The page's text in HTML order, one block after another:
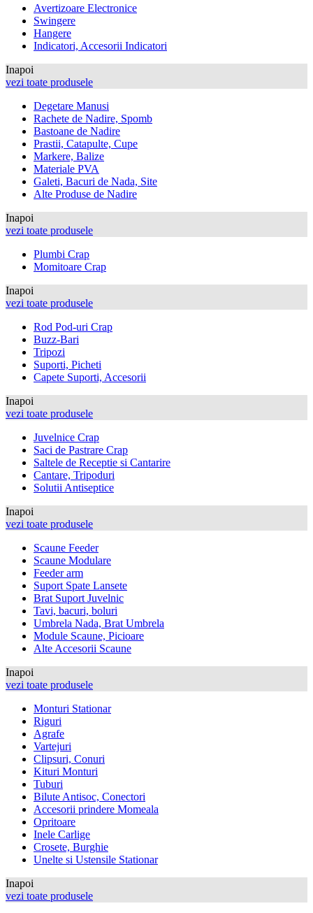
Avertizoare Electronice
Swingere
Hangere
Indicatori, Accesorii Indicatori
Inapoi
vezi toate produsele
Degetare Manusi
Rachete de Nadire, Spomb
Bastoane de Nadire
Prastii, Catapulte, Cupe
Markere, Balize
Materiale PVA
Galeti, Bacuri de Nada, Site
Alte Produse de Nadire
Inapoi
vezi toate produsele
Plumbi Crap
Momitoare Crap
Inapoi
vezi toate produsele
Rod Pod-uri Crap
Buzz-Bari
Tripozi
Suporti, Picheti
Capete Suporti, Accesorii
Inapoi
vezi toate produsele
Juvelnice Crap
Saci de Pastrare Crap
Saltele de Receptie si Cantarire
Cantare, Tripoduri
Solutii Antiseptice
Inapoi
vezi toate produsele
Scaune Feeder
Scaune Modulare
Feeder arm
Suport Spate Lansete
Brat Suport Juvelnic
Tavi, bacuri, boluri
Umbrela Nada, Brat Umbrela
Module Scaune, Picioare
Alte Accesorii Scaune
Inapoi
vezi toate produsele
Monturi Stationar
Riguri
Agrafe
Vartejuri
Clipsuri, Conuri
Kituri Monturi
Tuburi
Bilute Antisoc, Conectori
Accesorii prindere Momeala
Opritoare
Inele Carlige
Crosete, Burghie
Unelte si Ustensile Stationar
Inapoi
vezi toate produsele